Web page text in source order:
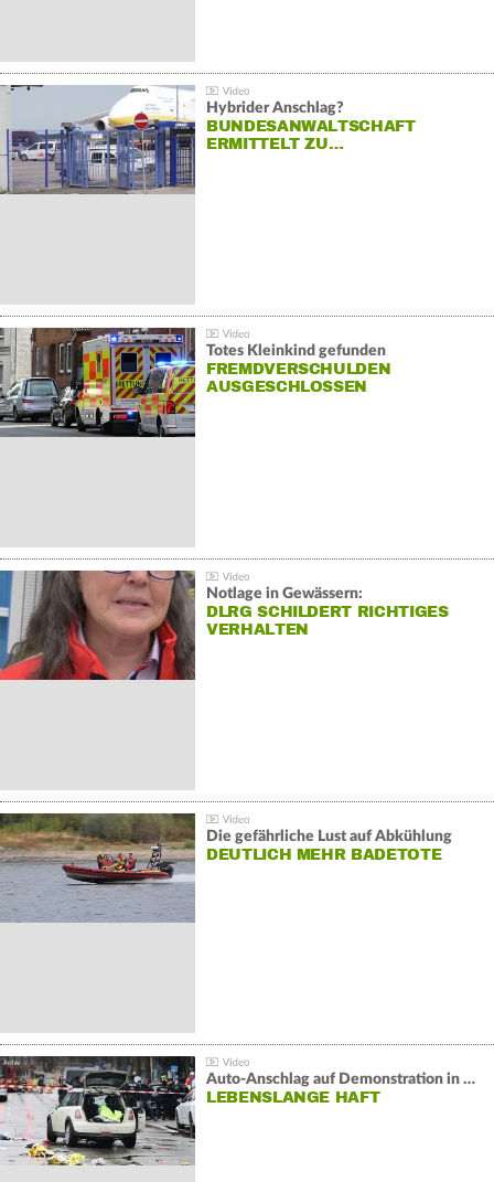
Hybrider Anschlag?
BUNDESANWALTSCHAFT
ERMITTELT ZU…
Totes Kleinkind gefunden
FREMDVERSCHULDEN
AUSGESCHLOSSEN
Notlage in Gewässern:
DLRG SCHILDERT RICHTIGES
VERHALTEN
Die gefährliche Lust auf Abkühlung
DEUTLICH MEHR BADETOTE
Auto-Anschlag auf Demonstration in München:
LEBENSLANGE HAFT